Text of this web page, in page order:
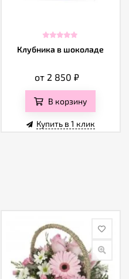
Клубника в шоколаде
от 2 850₽
В корзину
Купить в 1 клик